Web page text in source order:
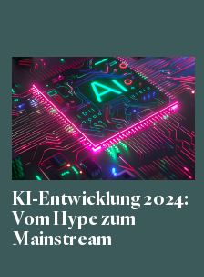
KI-Entwicklung 2024:
Vom Hype zum
Mainstream